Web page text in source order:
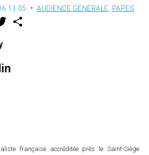
11:05 AUDIENCE GÉNÉRALE, PAPES
w
r
française accréditée près le Saint-Siège